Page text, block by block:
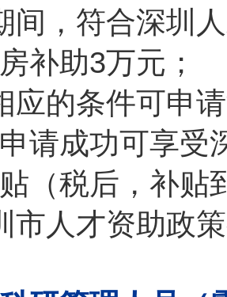
间，符合深圳
补助3万元；
应的条件可申
请成功可享受
（税后，补贴
市人才资助政